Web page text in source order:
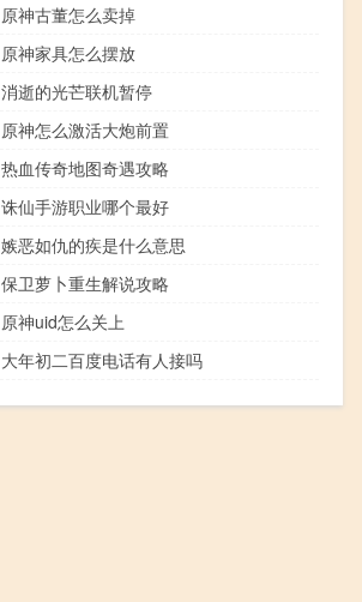
原神古董怎么卖掉
原神家具怎么摆放
消逝的光芒联机暂停
原神怎么激活大炮前置
热血传奇地图奇遇攻略
诛仙手游职业哪个最好
嫉恶如仇的疾是什么意思
保卫萝卜重生解说攻略
原神uid怎么关上
大年初二百度电话有人接吗